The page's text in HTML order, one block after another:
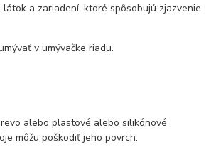
a zariadení, ktoré spôsobujú zjazvenie
v umývačke riadu.
alebo plastové alebo silikónové
môžu poškodiť jeho povrch.